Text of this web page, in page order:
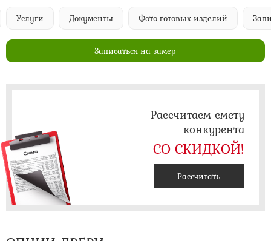
Услуги Документы Фото готовых изделий
Записаться на замер
Рассчитаем смету
конкурента
СО СКИДКОЙ!
Рассчитать